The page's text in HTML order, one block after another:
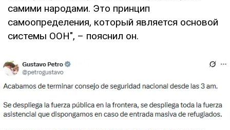
самими народами. Это принцип
самоопределения, который является основой
системы ООН", – пояснил он.